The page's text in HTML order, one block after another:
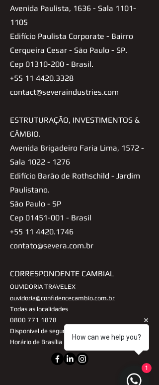
Avenida Paulista, 1636 - Sala 1101-
1105
Edifício Paulista Corporate - Bairro
Cerqueira Cesar - São Paulo - SP.
Cep 01310-200 - Brasil.
+55 11 4420.3328
contact@severaindustries.com
ESTRUTURAÇÃO, INVESTIMENTOS &
CÂMBIO.
Avenida Brigadeiro Faria Lima, 1572 -
Sala 1022 - 1276
Edifício Barão de Rothschild - Jardim
Paulistano.
São Paulo - SP
Cep 01451-001 - Brasil
+55 11 4420.1746
contato@severa.com.br
CORRESPONDENTE CAMBIAL
OUVIDORIA TRAVELEX
ouvidoria@confidencecambio.com.br
Todas as localidades
0800 771 1878
Disponível de segunda a sexta, das 9h às 18h
Horário de Brasília
How can we help you?
1